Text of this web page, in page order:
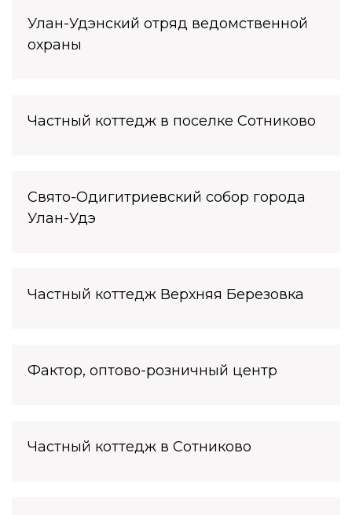
Улан-Удэнский отряд ведомственной
охраны
Частный коттедж в поселке Сотниково
Свято-Одигитриевский собор города
Улан-Удэ
Частный коттедж Верхняя Березовка
Фактор, оптово-розничный центр
Частный коттедж в Сотниково